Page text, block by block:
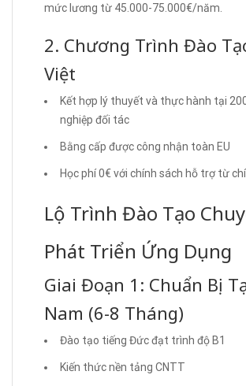
mức lương từ 45.000-75.000€/năm.
2. Chương Trình Đào
Việt
Kết hợp lý thuyết và thực hành tại
nghiệp đối tác
Bằng cấp được công nhận toàn EU
Học phí 0€ với chính sách hỗ trợ từ
Lộ Trình Đào Tạo
Phát Triển Ứng Dụng
Giai Đoạn 1: Chuẩn Bị
Nam (6-8 Tháng)
Đào tạo tiếng Đức đạt trình độ B1
Kiến thức nền tảng CNTT